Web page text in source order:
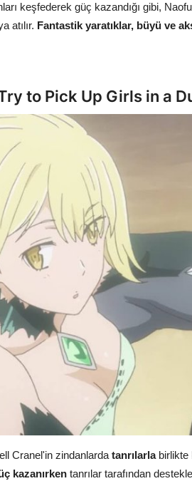
keşfederek güç kazandığı gibi,
atılır. Fantastik yaratıklar, büyü ve
to Pick Up Girls in a
Cranel'in zindanlardatanrılarlabirlikte
kazanırken tanrılar tarafından